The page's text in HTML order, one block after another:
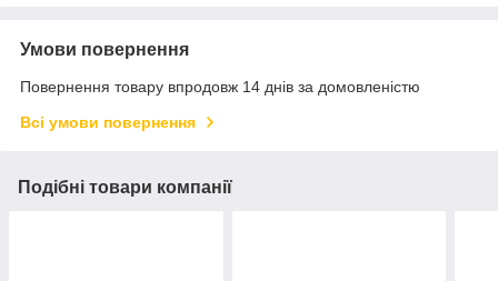
Умови повернення
Повернення товару впродовж 14 днів за домовленістю
Всі умови повернення
Подібні товари компанії